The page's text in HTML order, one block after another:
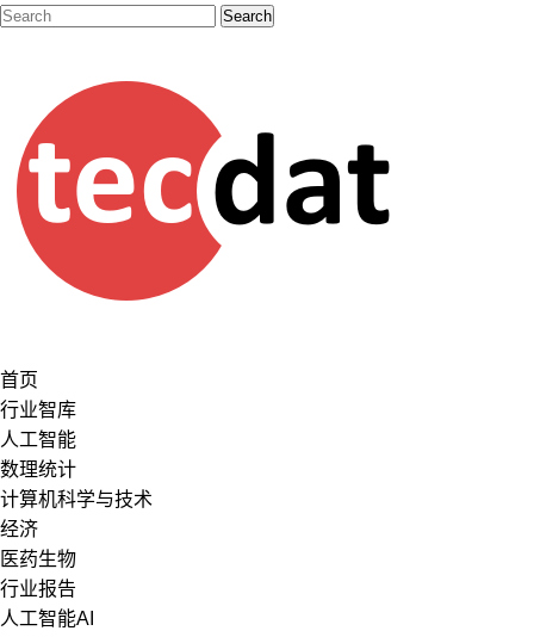
首页
行业智库
人工智能
数理统计
计算机科学与技术
经济
医药生物
行业报告
人工智能AI